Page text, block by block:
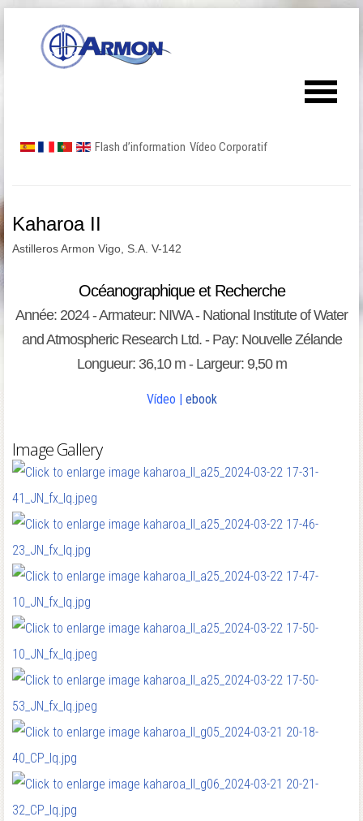
Flash d’information Vídeo Corporatif
Kaharoa II
Astilleros Armon Vigo, S.A. V-142
Océanographique et Recherche
Année: 2024 - Armateur: NIWA - National Institute of Water
and Atmospheric Research Ltd. - Pay: Nouvelle Zélande
Longueur: 36,10 m - Largeur: 9,50 m
Vídeo | ebook
Image Gallery